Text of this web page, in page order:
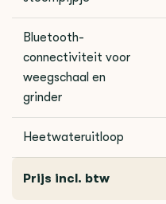
Bluetooth-
connectiviteit voor
weegschaal en
grinder
Heetwateruitloop
Prijs incl. btw